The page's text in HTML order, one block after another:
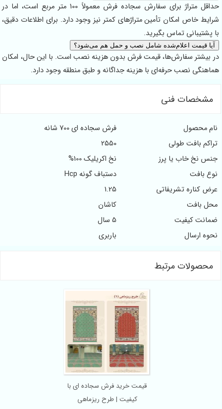
حداقل متراژ برای سفارش سجاده فرش معمولاً 100 متر مربع است، اما در
خاص امکان تأمین متراژهای کمتر نیز وجود دارد. برای اطلاعات دقیق،
تماس بگیرید.
قیمت اعلام‌شده شامل نصب و حمل هم می‌شود؟
سفارش‌ها، قیمت فرش بدون هزینه نصب است. با این حال، امکان
نصب حرفه‌ای با هزینه جداگانه و طبق منطقه وجود دارد.
فنی
فرش سجاده ای 700 شانه
بافت طولی
خاب یا پرز
نخ اکریلیک 100%
دستباف گونه Hcp
تشریفاتی
کیفیت
مرتبط
قیمت خرید فرش سجاده ای با
کیفیت | طرح ریزماهی